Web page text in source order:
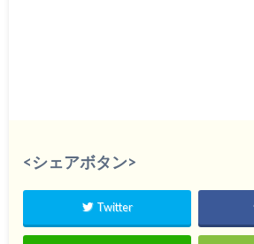
<シェアボタン>
Twitter